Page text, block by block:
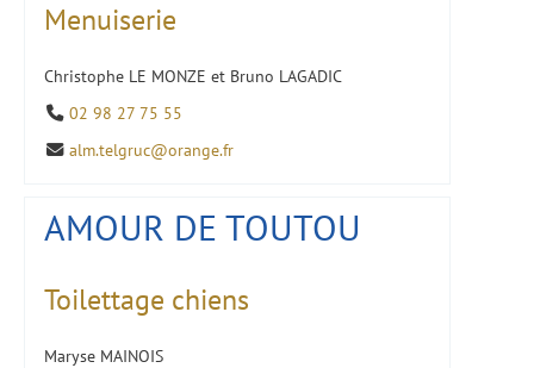
Menuiserie
Christophe LE MONZE et Bruno LAGADIC
02 98 27 75 55
alm.telgruc@orange.fr
AMOUR DE TOUTOU
Toilettage chiens
Maryse MAINOIS